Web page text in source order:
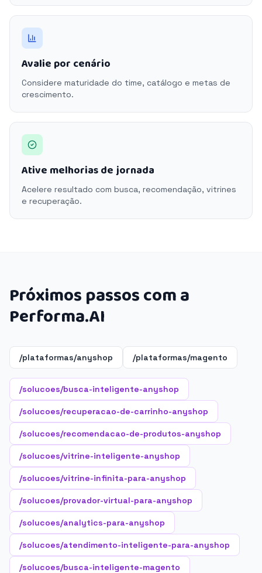
Avalie por cenário
Considere maturidade do time, catálogo e metas de
crescimento.
Ative melhorias de jornada
Acelere resultado com busca, recomendação, vitrines
e recuperação.
Próximos passos com a
Performa.AI
/plataformas/anyshop /plataformas/magento
/solucoes/busca-inteligente-anyshop
/solucoes/recuperacao-de-carrinho-anyshop
/solucoes/recomendacao-de-produtos-anyshop
/solucoes/vitrine-inteligente-anyshop
/solucoes/vitrine-infinita-para-anyshop
/solucoes/provador-virtual-para-anyshop
/solucoes/analytics-para-anyshop
/solucoes/atendimento-inteligente-para-anyshop
/solucoes/busca-inteligente-magento